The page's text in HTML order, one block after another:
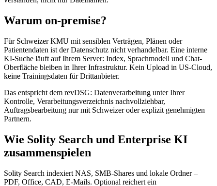
Warum on-premise?
Für Schweizer KMU mit sensiblen Verträgen, Plänen oder
Patientendaten ist der Datenschutz nicht verhandelbar. Eine interne
KI-Suche läuft auf Ihrem Server: Index, Sprachmodell und Chat-
Oberfläche bleiben in Ihrer Infrastruktur. Kein Upload in US-Cloud,
keine Trainingsdaten für Drittanbieter.
Das entspricht dem revDSG: Datenverarbeitung unter Ihrer
Kontrolle, Verarbeitungsverzeichnis nachvollziehbar,
Auftragsbearbeitung nur mit Schweizer oder explizit genehmigten
Partnern.
Wie Solity Search und Enterprise KI
zusammenspielen
Solity Search indexiert NAS, SMB-Shares und lokale Ordner –
PDF, Office, CAD, E-Mails. Optional reichert ein